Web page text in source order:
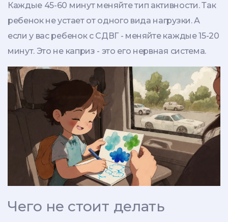
Каждые 45-60 минут меняйте тип активности. Так
ребенок не устает от одного вида нагрузки. А
если у вас ребенок с СДВГ - меняйте каждые 15-20
минут. Это не каприз - это его нервная система.
Чего не стоит делать